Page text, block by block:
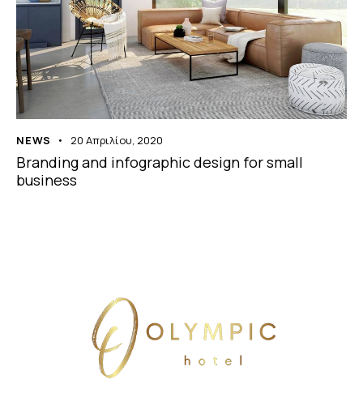
NEWS 20 Απριλίου, 2020
Branding and infographic design for small
business